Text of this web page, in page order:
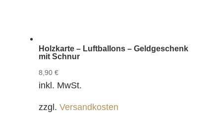
Holzkarte – Luftballons – Geldgeschenk
mit Schnur
8,90 €
inkl. MwSt.
zzgl. Versandkosten